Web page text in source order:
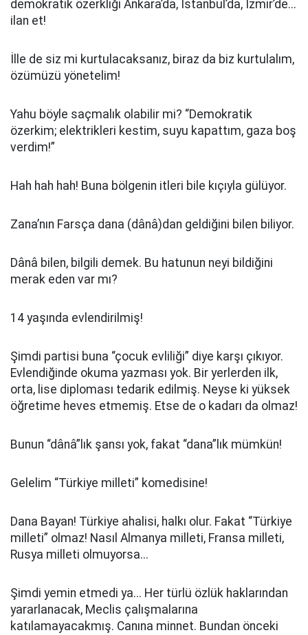
demokratik özerkliği Ankara’da, İstanbul’da, İzmir’de...
ilan et!
İlle de siz mi kurtulacaksanız, biraz da biz kurtulalım,
özümüzü yönetelim!
Yahu böyle saçmalık olabilir mi? “Demokratik
özerkim; elektrikleri kestim, suyu kapattım, gaza boş
verdim!”
Hah hah hah! Buna bölgenin itleri bile kıçıyla gülüyor.
Zana’nın Farsça dana (dânâ)dan geldiğini bilen biliyor.
Dânâ bilen, bilgili demek. Bu hatunun neyi bildiğini
merak eden var mı?
14 yaşında evlendirilmiş!
Şimdi partisi buna “çocuk evliliği” diye karşı çıkıyor.
Evlendiğinde okuma yazması yok. Bir yerlerden ilk,
orta, lise diploması tedarik edilmiş. Neyse ki yüksek
öğretime heves etmemiş. Etse de o kadarı da olmaz!
Bunun “dânâ”lık şansı yok, fakat “dana”lık mümkün!
Gelelim “Türkiye milleti” komedisine!
Dana Bayan! Türkiye ahalisi, halkı olur. Fakat “Türkiye
milleti” olmaz! Nasıl Almanya milleti, Fransa milleti,
Rusya milleti olmuyorsa...
Şimdi yemin etmedi ya... Her türlü özlük haklarından
yararlanacak, Meclis çalışmalarına
katılamayacakmış. Canına minnet. Bundan önceki